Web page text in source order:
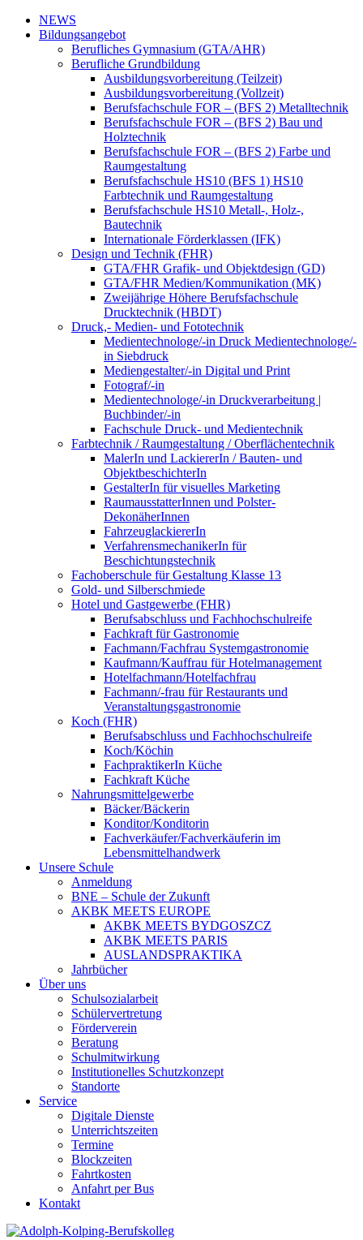
NEWS
Bildungsangebot
Berufliches Gymnasium (GTA/AHR)
Berufliche Grundbildung
Ausbildungsvorbereitung (Teilzeit)
Ausbildungsvorbereitung (Vollzeit)
Berufsfachschule FOR – (BFS 2) Metalltechnik
Berufsfachschule FOR – (BFS 2) Bau und
Holztechnik
Berufsfachschule FOR – (BFS 2) Farbe und
Raumgestaltung
Berufsfachschule HS10 (BFS 1) HS10
Farbtechnik und Raumgestaltung
Berufsfachschule HS10 Metall-, Holz-,
Bautechnik
Internationale Förderklassen (IFK)
Design und Technik (FHR)
GTA/FHR Grafik- und Objektdesign (GD)
GTA/FHR Medien/Kommunikation (MK)
Zweijährige Höhere Berufsfachschule
Drucktechnik (HBDT)
Druck,- Medien- und Fototechnik
Medientechnologe/-in Druck Medientechnologe/-
in Siebdruck
Mediengestalter/-in Digital und Print
Fotograf/-in
Medientechnologe/-in Druckverarbeitung |
Buchbinder/-in
Fachschule Druck- und Medientechnik
Farbtechnik / Raumgestaltung / Oberflächentechnik
MalerIn und LackiererIn / Bauten- und
ObjektbeschichterIn
GestalterIn für visuelles Marketing
RaumausstatterInnen und Polster-
DekonäherInnen
FahrzeuglackiererIn
VerfahrensmechanikerIn für
Beschichtungstechnik
Fachoberschule für Gestaltung Klasse 13
Gold- und Silberschmiede
Hotel und Gastgewerbe (FHR)
Berufsabschluss und Fachhochschulreife
Fachkraft für Gastronomie
Fachmann/Fachfrau Systemgastronomie
Kaufmann/Kauffrau für Hotelmanagement
Hotelfachmann/Hotelfachfrau
Fachmann/-frau für Restaurants und
Veranstaltungsgastronomie
Koch (FHR)
Berufsabschluss und Fachhochschulreife
Koch/Köchin
FachpraktikerIn Küche
Fachkraft Küche
Nahrungsmittelgewerbe
Bäcker/Bäckerin
Konditor/Konditorin
Fachverkäufer/Fachverkäuferin im
Lebensmittelhandwerk
Unsere Schule
Anmeldung
BNE – Schule der Zukunft
AKBK MEETS EUROPE
AKBK MEETS BYDGOSZCZ
AKBK MEETS PARIS
AUSLANDSPRAKTIKA
Jahrbücher
Über uns
Schulsozialarbeit
Schülervertretung
Förderverein
Beratung
Schulmitwirkung
Institutionelles Schutzkonzept
Standorte
Service
Digitale Dienste
Unterrichtszeiten
Termine
Blockzeiten
Fahrtkosten
Anfahrt per Bus
Kontakt